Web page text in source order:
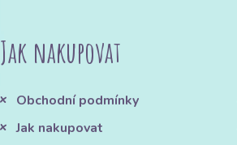
Jak nakupovat
Obchodní podmínky
Jak nakupovat